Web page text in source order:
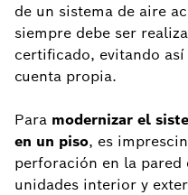
de un sistema de aire
siempre debe ser
certificado, evitando
cuenta propia.
Para modernizar el
en un piso, es
perforación en la
unidades interior y